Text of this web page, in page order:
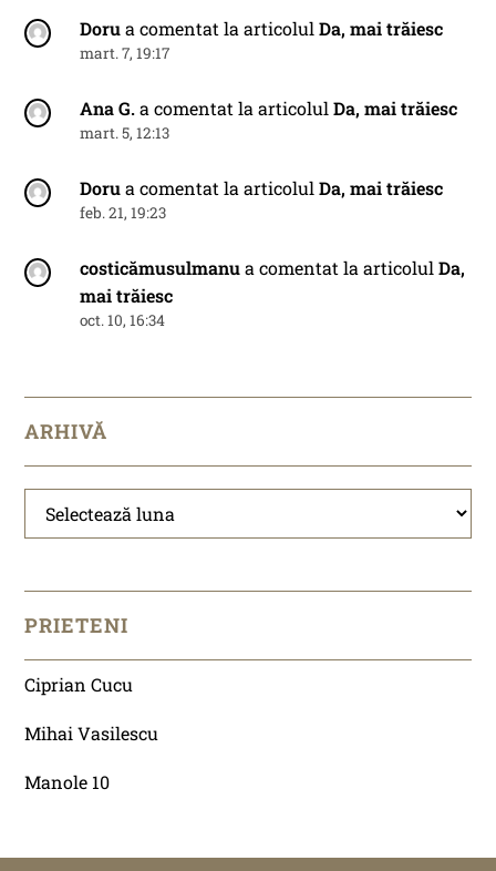
Dorua comentat la articolulDa, mai trăiesc
mart. 7, 19:17
Ana G.a comentat la articolulDa, mai trăiesc
mart. 5, 12:13
Dorua comentat la articolulDa, mai trăiesc
feb. 21, 19:23
costicămusulmanua comentat la articolulDa,
mai trăiesc
oct. 10, 16:34
ARHIVĂ
Arhivă
PRIETENI
Ciprian Cucu
Mihai Vasilescu
Manole 10